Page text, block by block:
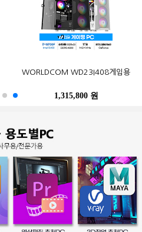
WORLDCOM WD23I408게임용
1,315,800 원
N10C6L2M Fanless Wi-Fi 6E Win11
486,200 원
한성컴퓨터 TFG32Q07P IPS QHD
리얼 75
247,500 원
삼성전자 2017 노트북9 Always
NT900X3N-K517S (기본)
39,300 원
Epson 정품 무한 L6290 (무한잉크)
396,000 원